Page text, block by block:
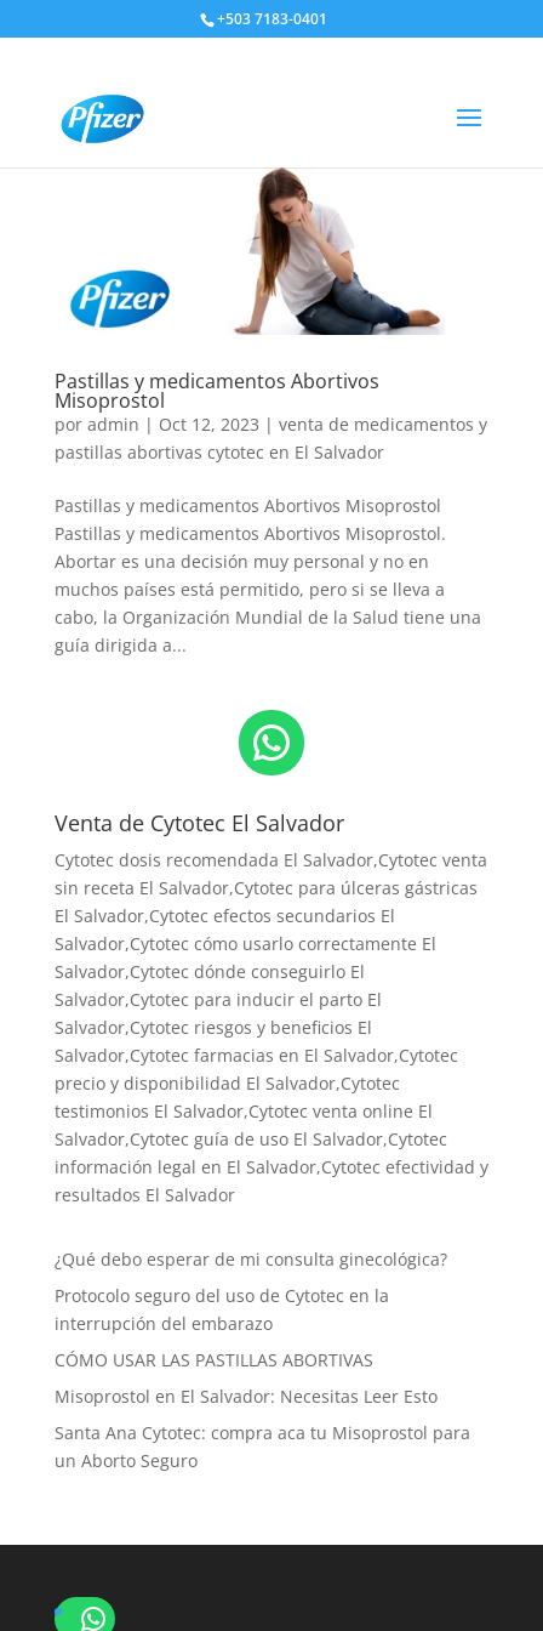
+503 7183-0401
Pastillas y medicamentos Abortivos
Misoprostol
por admin | Oct 12, 2023 | venta de medicamentos y
pastillas abortivas cytotec en El Salvador
Pastillas y medicamentos Abortivos Misoprostol
Pastillas y medicamentos Abortivos Misoprostol.
Abortar es una decisión muy personal y no en
muchos países está permitido, pero si se lleva a
cabo, la Organización Mundial de la Salud tiene una
guía dirigida a...
WhatsApp
Venta de Cytotec El Salvador
Cytotec dosis recomendada El Salvador,Cytotec venta
sin receta El Salvador,Cytotec para úlceras gástricas
El Salvador,Cytotec efectos secundarios El
Salvador,Cytotec cómo usarlo correctamente El
Salvador,Cytotec dónde conseguirlo El
Salvador,Cytotec para inducir el parto El
Salvador,Cytotec riesgos y beneficios El
Salvador,Cytotec farmacias en El Salvador,Cytotec
precio y disponibilidad El Salvador,Cytotec
testimonios El Salvador,Cytotec venta online El
Salvador,Cytotec guía de uso El Salvador,Cytotec
información legal en El Salvador,Cytotec efectividad y
resultados El Salvador
¿Qué debo esperar de mi consulta ginecológica?
Protocolo seguro del uso de Cytotec en la
interrupción del embarazo
CÓMO USAR LAS PASTILLAS ABORTIVAS
Misoprostol en El Salvador: Necesitas Leer Esto
Santa Ana Cytotec: compra aca tu Misoprostol para
un Aborto Seguro
WhatsApp